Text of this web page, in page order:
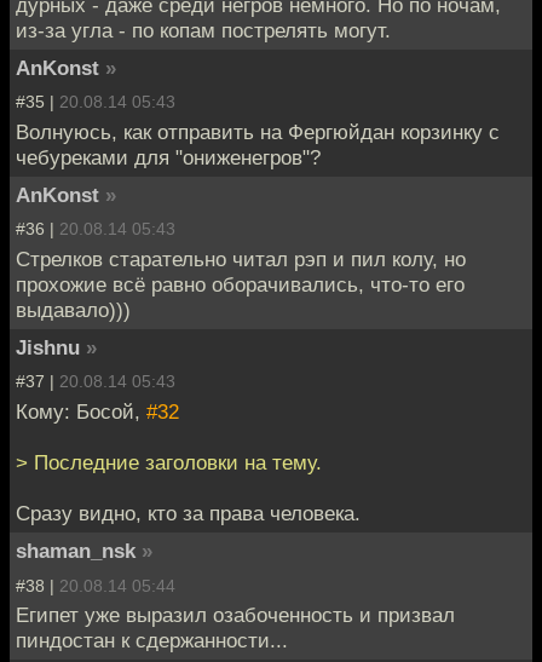
дурных - даже среди негров немного. Но по ночам,
из-за угла - по копам пострелять могут.
AnKonst »
#35 | 20.08.14 05:43
Волнуюсь, как отправить на Фергюйдан корзинку с
чебуреками для "ониженегров"?
AnKonst »
#36 | 20.08.14 05:43
Стрелков старательно читал рэп и пил колу, но
прохожие всё равно оборачивались, что-то его
выдавало)))
Jishnu »
#37 | 20.08.14 05:43
Кому: Босой, #32
> Последние заголовки на тему.
Сразу видно, кто за права человека.
shaman_nsk »
#38 | 20.08.14 05:44
Египет уже выразил озабоченность и призвал
пиндостан к сдержанности...